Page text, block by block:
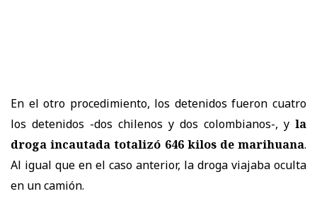
En el otro procedimiento, los detenidos fueron cuatro
los detenidos -dos chilenos y dos colombianos-, y la
droga incautada totalizó 646 kilos de marihuana.
Al igual que en el caso anterior, la droga viajaba oculta
en un camión.